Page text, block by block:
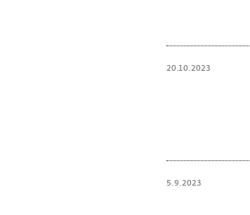
20.10.2023
5.9.2023